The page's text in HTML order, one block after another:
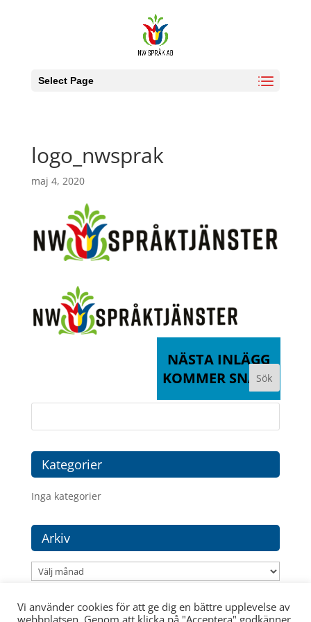
Select Page
logo_nwsprak
maj 4, 2020
NÄSTA INLÄGG
KOMMER SNART
Kategorier
Inga kategorier
Arkiv
Arkiv
Vi använder cookies för att ge dig en bättre upplevelse av
webbplatsen. Genom att klicka på "Acceptera" godkänner